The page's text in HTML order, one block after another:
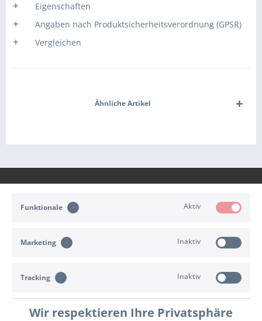
Eigenschaften
Angaben nach Produktsicherheitsverordnung (GPSR)
Vergleichen
Ähnliche Artikel
INFORMATIONEN
Funktionale Aktiv
Marketing Inaktiv
Tracking Inaktiv
Wir respektieren Ihre Privatsphäre